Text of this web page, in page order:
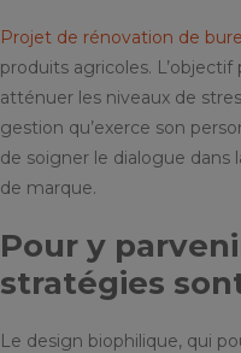
Projet de rénovation de
produits agricoles.
atténuer les niveaux de
gestion qu’exerce son
de soigner le dialogue dans
de marque.
Pour y
stratégies
Le design biophilique, qui